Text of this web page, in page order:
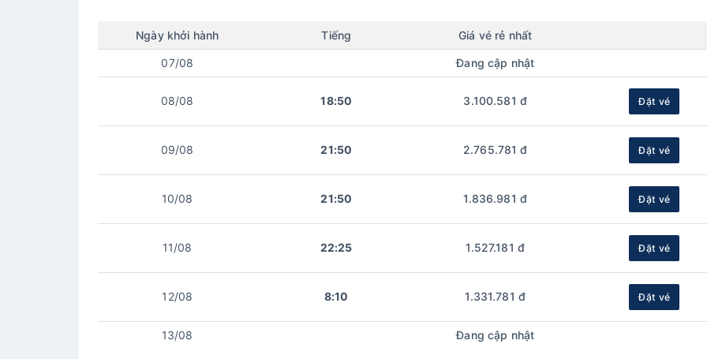
Ngày khởi hành Tiếng Giá vé rẻ nhất
07/08 Đang cập nhật
08/08 18:50 3.100.581 đ Đặt vé
09/08 21:50 2.765.781 đ Đặt vé
10/08 21:50 1.836.981 đ Đặt vé
11/08 22:25 1.527.181 đ Đặt vé
12/08 8:10 1.331.781 đ Đặt vé
13/08 Đang cập nhật